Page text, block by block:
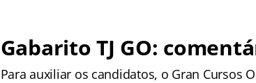
Gabarito TJ GO:
Para auxiliar os candidatos, o Gran Cursos